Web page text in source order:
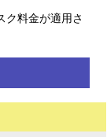
ク料金が適用さ